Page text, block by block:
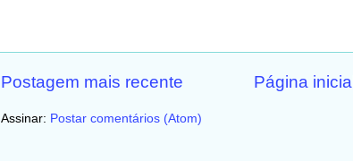
Postagem mais recente Página inicial
Assinar: Postar comentários (Atom)